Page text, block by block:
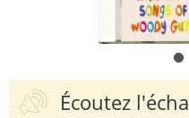
Écoutez